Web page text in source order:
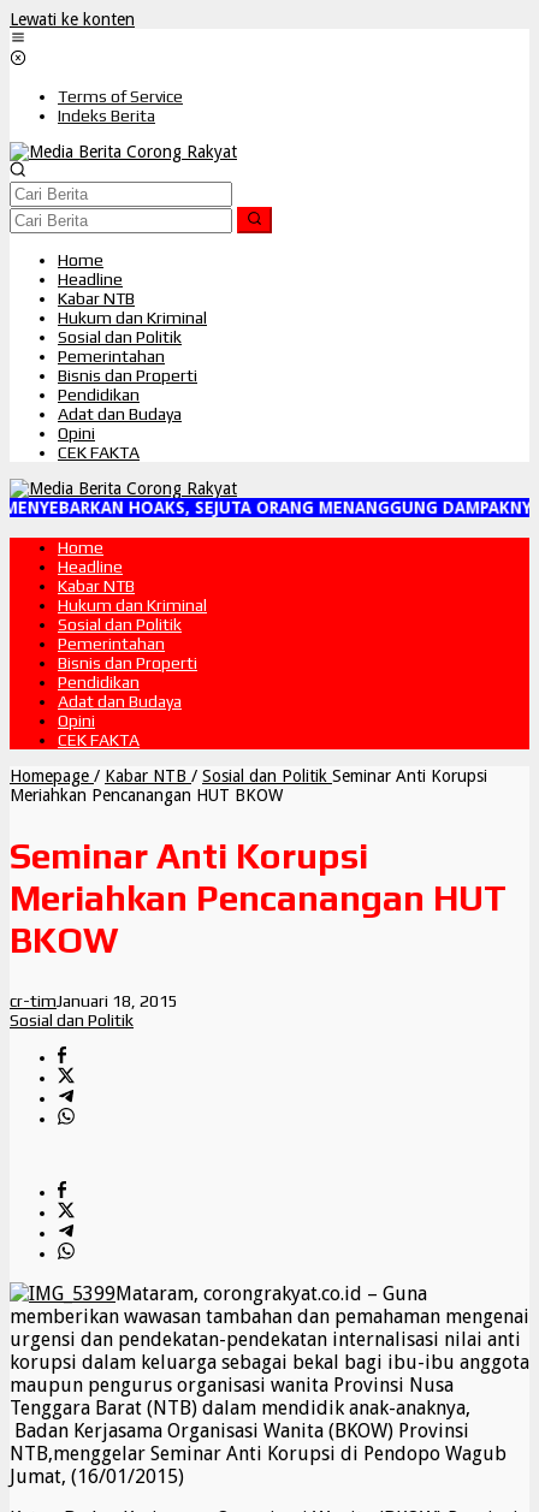
Lewati ke konten
Terms of Service
Indeks Berita
Home
Headline
Kabar NTB
Hukum dan Kriminal
Sosial dan Politik
Pemerintahan
Bisnis dan Properti
Pendidikan
Adat dan Budaya
Opini
CEK FAKTA
HOAKS, SEJUTA ORANG MENANGGUNG DAMPAKNYA"
Home
Headline
Kabar NTB
Hukum dan Kriminal
Sosial dan Politik
Pemerintahan
Bisnis dan Properti
Pendidikan
Adat dan Budaya
Opini
CEK FAKTA
Homepage / Kabar NTB / Sosial dan Politik Seminar Anti Korupsi
Meriahkan Pencanangan HUT BKOW
Seminar Anti Korupsi
Meriahkan Pencanangan HUT
BKOW
cr-timJanuari 18, 2015
Sosial dan Politik
Mataram, corongrakyat.co.id – Guna
memberikan wawasan tambahan dan pemahaman mengenai
urgensi dan pendekatan-pendekatan internalisasi nilai anti
korupsi dalam keluarga sebagai bekal bagi ibu-ibu anggota
maupun pengurus organisasi wanita Provinsi Nusa
Tenggara Barat (NTB) dalam mendidik anak-anaknya,
Badan Kerjasama Organisasi Wanita (BKOW) Provinsi
NTB,menggelar Seminar Anti Korupsi di Pendopo Wagub
Jumat, (16/01/2015)